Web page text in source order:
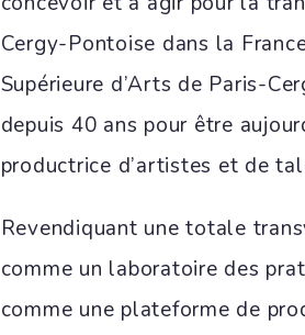
Cergy-Pontoise dans la
Supérieure d’Arts de Paris-
depuis 40 ans pour être
productrice d’artistes et de
Revendiquant une totale
comme un laboratoire des
comme une plateforme de